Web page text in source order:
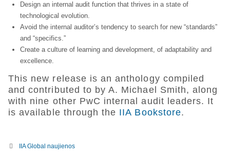
Design an internal audit function that thrives in a state of
technological evolution.
Avoid the internal auditor’s tendency to search for new “standards”
and “specifics.”
Create a culture of learning and development, of adaptability and
excellence.
This new release is an anthology compiled
and contributed to by A. Michael Smith, along
with nine other PwC internal audit leaders. It
is available through the IIA Bookstore.
IIA Global naujienos